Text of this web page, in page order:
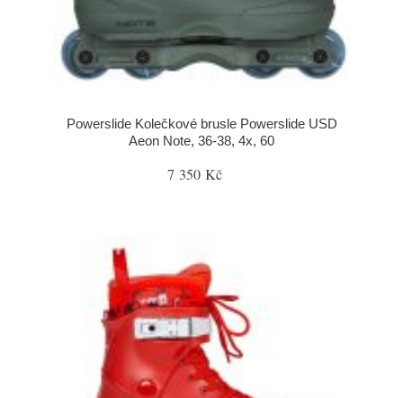
Powerslide Kolečkové brusle Powerslide USD
Aeon Note, 36-38, 4x, 60
7 350 Kč